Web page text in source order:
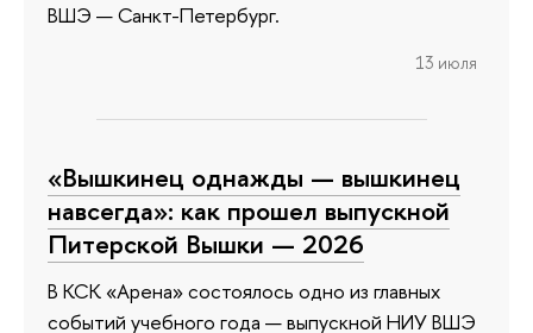
ВШЭ — Санкт-Петербург.
13 июля
«Вышкинец однажды — вышкинец
навсегда»: как прошел выпускной
Питерской Вышки — 2026
В КСК «Арена» состоялось одно из главных
событий учебного года — выпускной НИУ ВШЭ